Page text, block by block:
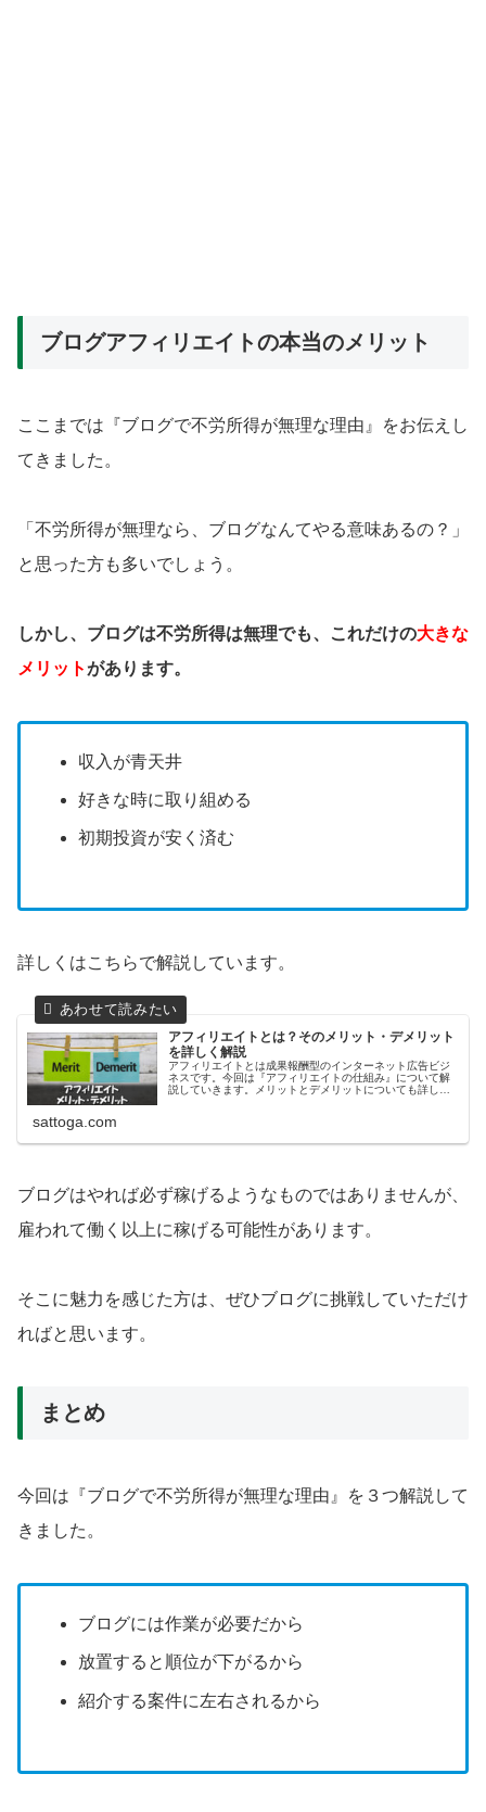
ブログアフィリエイトの本当のメリット
ここまでは『ブログで不労所得が無理な理由』をお伝えし
てきました。
「不労所得が無理なら、ブログなんてやる意味あるの？」
と思った方も多いでしょう。
しかし、ブログは不労所得は無理でも、これだけの大きな
メリットがあります。
収入が青天井
好きな時に取り組める
初期投資が安く済む
詳しくはこちらで解説しています。
アフィリエイトとは？そのメリット・デメリット
を詳しく解説
アフィリエイトとは成果報酬型のインターネット広告ビジ
ネスです。今回は『アフィリエイトの仕組み』について解
説していきます。メリットとデメリットについても詳しく
sattoga.com
ブログはやれば必ず稼げるようなものではありませんが、
雇われて働く以上に稼げる可能性があります。
そこに魅力を感じた方は、ぜひブログに挑戦していただけ
ればと思います。
まとめ
今回は『ブログで不労所得が無理な理由』を３つ解説して
きました。
ブログには作業が必要だから
放置すると順位が下がるから
紹介する案件に左右されるから